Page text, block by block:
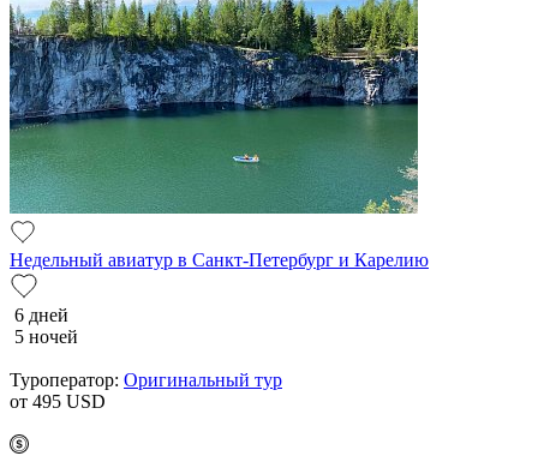
Недельный авиатур в Санкт-Петербург и Карелию
6 дней
5 ночей
Туроператор: Оригинальный тур
от 495 USD